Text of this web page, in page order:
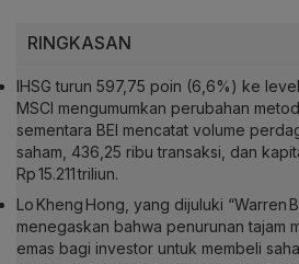
RINGKASAN
IHSG turun 597,75 poin (6,6%) ke
MSCI mengumumkan perubahan
sementara BEI mencatat volume
saham, 436,25 ribu transaksi, dan
Rp 15.211 triliun.
Lo Kheng Hong, yang dijuluki “Warren
menegaskan bahwa penurunan tajam
emas bagi investor untuk membeli